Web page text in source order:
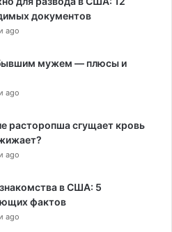
документов
ago
мужем — плюсы и
ago
расторопша сгущает кровь
ago
в США: 5
фактов
ago